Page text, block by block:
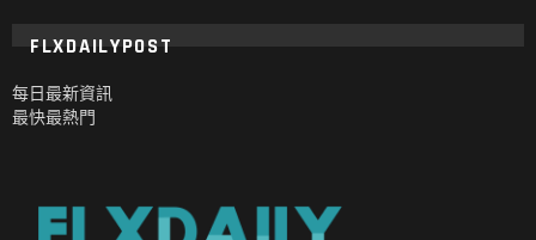
FLXDAILYPOST
每日最新資訊
最快最熱門